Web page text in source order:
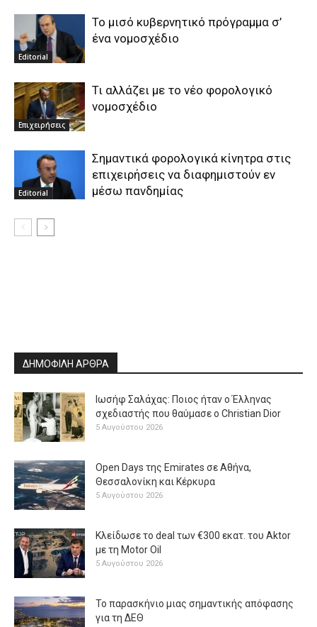
Editorial
To μισό κυβερνητικό πρόγραμμα σ’
ένα νομοσχέδιο
Επιχειρήσεις
Τι αλλάζει με το νέο φορολογικό
νομοσχέδιο
Editorial
Σημαντικά φορολογικά κίνητρα στις
επιχειρήσεις να διαφημιστούν εν
μέσω πανδημίας
ΔΗΜΟΦΙΛΗ ΑΡΘΡΑ
Ιωσήφ Σαλάχας: Ποιος ήταν ο Έλληνας
σχεδιαστής που θαύμασε ο Christian Dior
5 Αυγούστου 2026
Open Days της Emirates σε Αθήνα,
Θεσσαλονίκη και Κέρκυρα
5 Αυγούστου 2026
Κλείδωσε το deal των €300 εκατ. του Aktor
με τη Μotor Oil
5 Αυγούστου 2026
Το παρασκήνιο μιας σημαντικής απόφασης
για τη ΔΕΘ